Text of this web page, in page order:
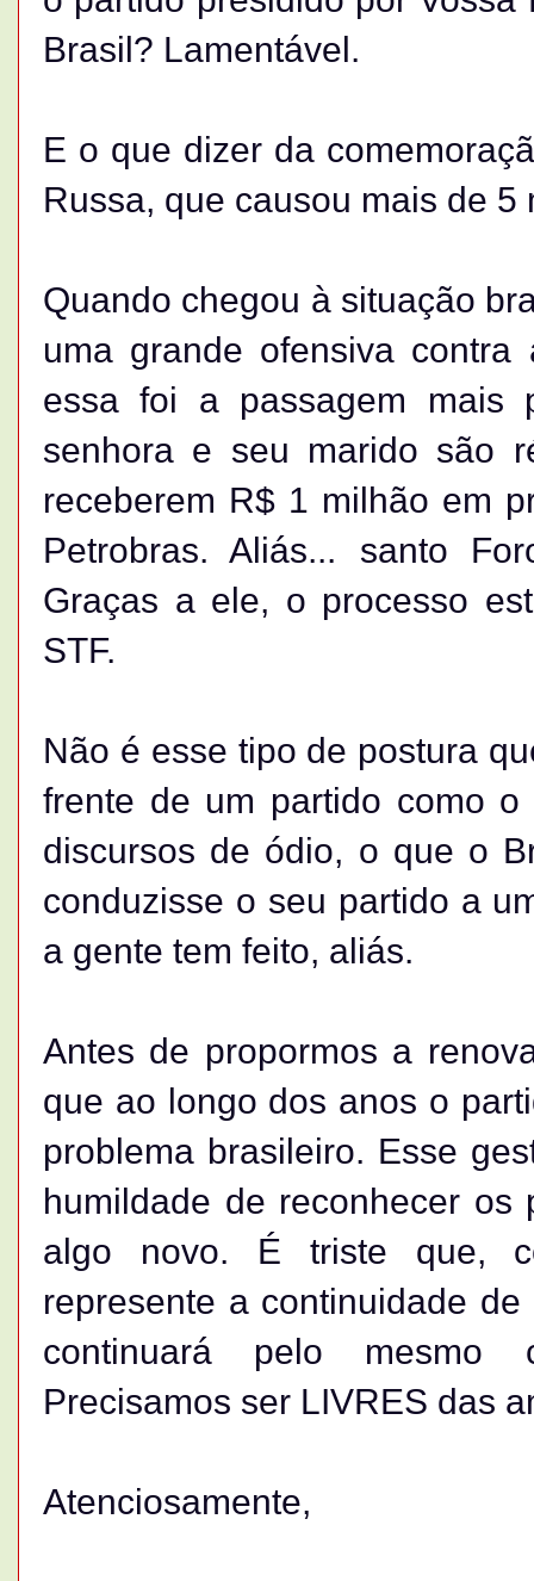
Brasil? Lamentável.
E o que dizer da
Russa, que causou mais de 5
Quando chegou à situação
uma grande ofensiva
essa foi a passagem mais
senhora e seu marido são
receberem R$ 1 milhão em
Petrobras. Aliás... santo
Graças a ele, o processo
STF.
Não é esse tipo de postura
frente de um partido como
discursos de ódio, o que o
conduzisse o seu partido a
a gente tem feito, aliás.
Antes de propormos a
que ao longo dos anos o
problema brasileiro. Esse
humildade de reconhecer
algo novo. É triste que,
represente a continuidade
continuará pelo mesmo
Precisamos ser LIVRES das
Atenciosamente,